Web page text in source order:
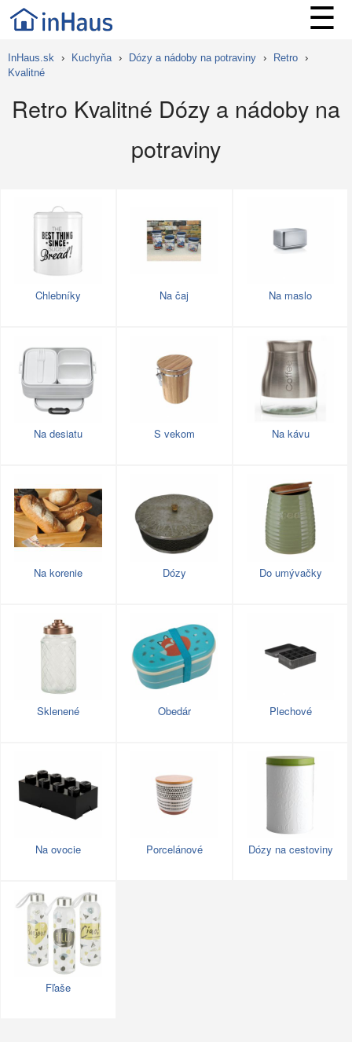
☰
InHaus.sk › Kuchyňa › Dózy a nádoby na potraviny › Retro ›
Kvalitné
Retro Kvalitné Dózy a nádoby na
potraviny
Chlebníky Na čaj Na maslo
Na desiatu S vekom Na kávu
Na korenie Dózy Do umývačky
Sklenené Obedár Plechové
Na ovocie Porcelánové Dózy na cestoviny
Fľaše